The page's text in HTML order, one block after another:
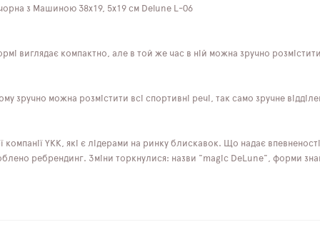
з Машиною 38х19, 5х19 см Delune L-06
виглядає компактно, але в той же час в ній можна зручно розмістити
зручно можна розмістити всі спортивні речі, так само зручне
компанії YKK, які є лідерами на ринку блискавок. Що надає впевненості
ребрендинг. Зміни торкнулися: назви "magic DeLune", форми